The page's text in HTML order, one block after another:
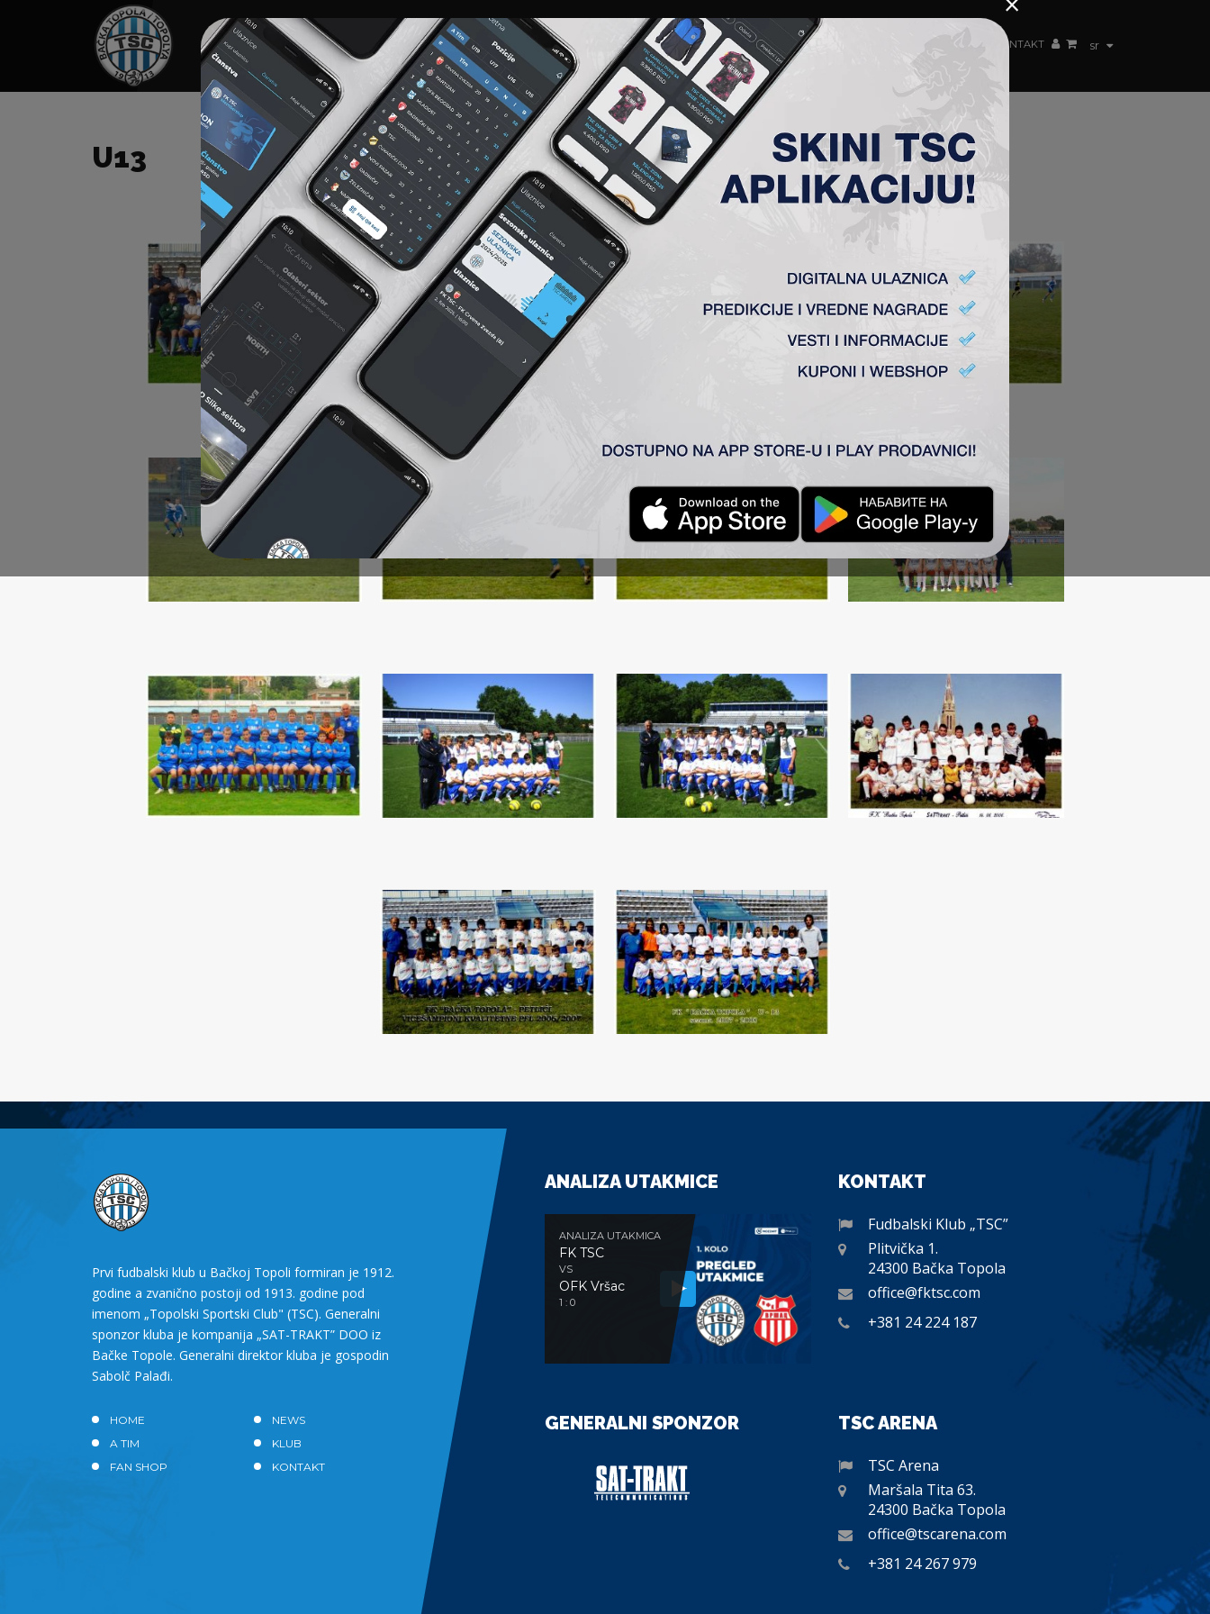
sr
HOME SPONZORI NEWS GALERIJE A TIM ČLANSTVO AKREDITACIJE KLUB AKADEMIJA ŽENSKI TIM KONTAKT
U13
Prvi fudbalski klub u Bačkoj Topoli formiran je 1912.
godine a zvanično postoji od 1913. godine pod
imenom „Topolski Sportski Club" (TSC). Generalni
sponzor kluba je kompanija „SAT-TRAKT” DOO iz
Bačke Topole. Generalni direktor kluba je gospodin
Sabolč Palađi.
HOME
NEWS
A TIM
KLUB
FAN SHOP
KONTAKT
ANALIZA UTAKMICE
ANALIZA UTAKMICA
FK TSC
VS
OFK Vršac
1 : 0
KONTAKT
Fudbalski Klub „TSC”
Plitvička 1.
24300 Bačka Topola
office@fktsc.com
+381 24 224 187
GENERALNI SPONZOR TSC ARENA
TSC Arena
Maršala Tita 63.
24300 Bačka Topola
office@tscarena.com
+381 24 267 979